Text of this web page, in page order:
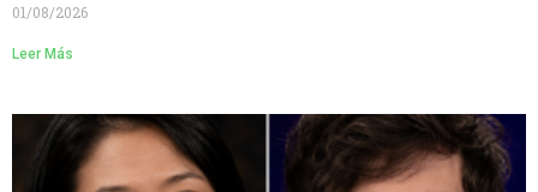
01/08/2026
Leer Más